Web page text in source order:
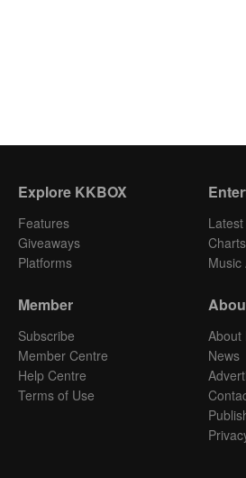
Explore KKBOX
Features
Giveaways
Platforms
Latest
Charts
Music
Member
Subscribe
Member Centre
Help Centre
Terms of Use
About
News